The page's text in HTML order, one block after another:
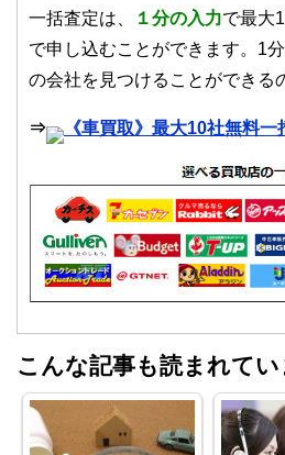
一括査定は、 １分の入力で最大
で申し込むことができます。1
の会社を見つけることができる
⇒ 《車買取》最大10社無料一
こんな記事も読まれてい